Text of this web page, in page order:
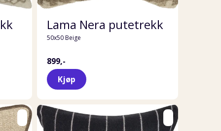
Lama Nera putetrekk
50x50 Beige
899,-
Kjøp